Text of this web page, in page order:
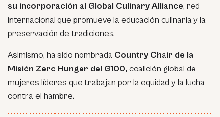
su incorporación al Global Culinary Alliance, red
internacional que promueve la educación culinaria y la
preservación de tradiciones.
Asimismo, ha sido nombrada Country Chair de la
Misión Zero Hunger del G100, coalición global de
mujeres líderes que trabajan por la equidad y la lucha
contra el hambre.